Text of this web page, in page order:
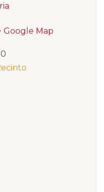
Google Map